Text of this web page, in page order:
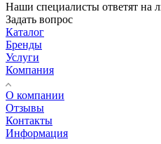
Наши специалисты ответят на
Задать вопрос
Каталог
Бренды
Услуги
Компания
О компании
Отзывы
Контакты
Информация